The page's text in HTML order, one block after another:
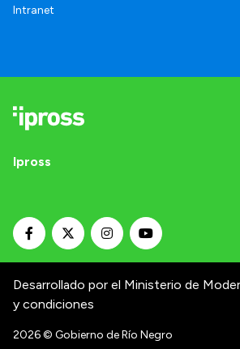
Intranet
Ipross
Desarrollado por el Ministerio de
y condiciones
2026© Gobierno de Río Negro